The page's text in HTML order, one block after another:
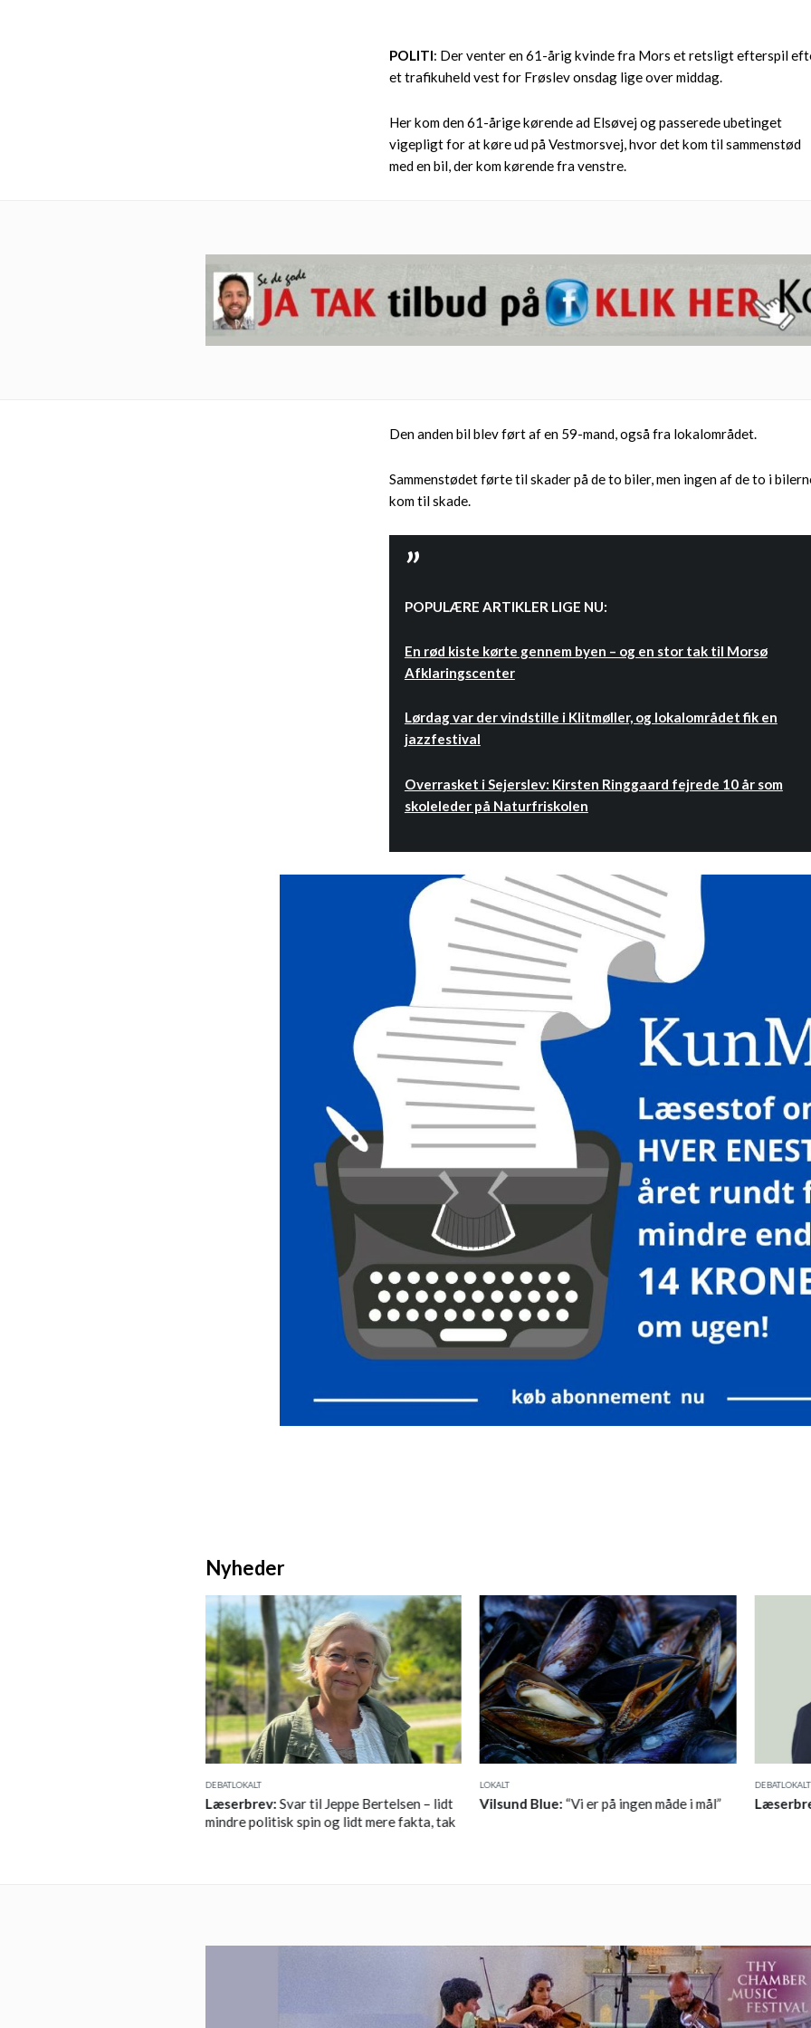
POLITI: Der venter en 61-årig kvinde fra Mors et retsligt efterspil
et trafikuheld vest for Frøslev onsdag lige over middag.
Her kom den 61-årige kørende ad Elsøvej og passerede ubetinget
vigepligt for at køre ud på Vestmorsvej, hvor det kom til sammenstød
med en bil, der kom kørende fra venstre.
Den anden bil blev ført af en 59-mand, også fra lokalområdet.
Sammenstødet førte til skader på de to biler, men ingen af de to i
kom til skade.
POPULÆRE ARTIKLER LIGE NU:
En rød kiste kørte gennem byen – og en stor tak til Morsø
Afklaringscenter
Lørdag var der vindstille i Klitmøller, og lokalområdet fik en
jazzfestival
Overrasket i Sejerslev: Kirsten Ringgaard fejrede 10 år som
skoleleder på Naturfriskolen
Nyheder
DEBATLOKALT
Læserbrev:Svar til Jeppe Bertelsen – lidt
mindre politisk spin og lidt mere fakta, tak
LOKALT
Vilsund Blue:“Vi er på ingen måde i mål”
DEBATLOKALT